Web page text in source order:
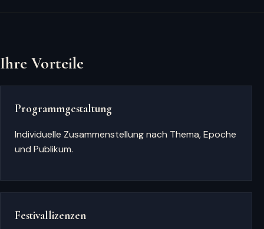
Ihre Vorteile
Programmgestaltung
Individuelle Zusammenstellung nach Thema, Epoche
und Publikum.
Festivallizenzen